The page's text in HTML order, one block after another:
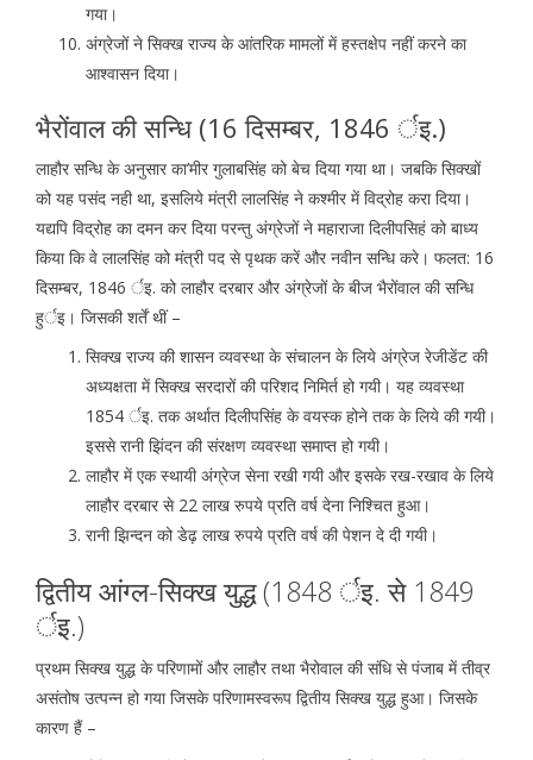
गया।
अंग्रेजों ने सिक्ख राज्य के आंतरिक मामलों में हस्तक्षेप नहीं करने का
आश्वासन दिया।
भैरोंवाल की सन्धि (16 दिसम्बर, 1846 र्इ.)
लाहौर सन्धि के अनुसार का’मीर गुलाबसिंह को बेच दिया गया था। जबकि सिक्खों
को यह पसंद नही था, इसलिये मंत्री लालसिंह ने कश्मीर में विद्रोह करा दिया।
यद्यपि विद्रोह का दमन कर दिया परन्तु अंग्रेजों ने महाराजा दिलीपसिहं को बाध्य
किया कि वे लालसिंह को मंत्री पद से पृथक करें और नवीन सन्धि करे। फलत: 16
दिसम्बर, 1846 र्इ. को लाहौर दरबार और अंग्रेजों के बीज भैरोंवाल की सन्धि
हुर्इ। जिसकी शर्तें थीं –
सिक्ख राज्य की शासन व्यवस्था के संचालन के लिये अंग्रेज रेजीडेंट की
अध्यक्षता में सिक्ख सरदारों की परिशद निमिर्त हो गयी। यह व्यवस्था
1854 र्इ. तक अर्थात दिलीपसिंह के वयस्क होने तक के लिये की गयी।
इससे रानी झिंदन की संरक्षण व्यवस्था समाप्त हो गयी।
लाहौर में एक स्थायी अंग्रेज सेना रखी गयी और इसके रख-रखाव के लिये
लाहौर दरबार से 22 लाख रुपये प्रति वर्ष देना निश्चित हुआ।
रानी झिन्दन को डेढ़ लाख रुपये प्रति वर्ष की पेशन दे दी गयी।
द्वितीय आंग्ल-सिक्ख युद्ध (1848 र्इ. से 1849
र्इ.)
प्रथम सिक्ख युद्ध के परिणामों और लाहौर तथा भैरोवाल की संधि से पंजाब में तीव्र
असंतोष उत्पन्न हो गया जिसके परिणामस्वरूप द्वितीय सिक्ख युद्ध हुआ। जिसके
कारण हैं –